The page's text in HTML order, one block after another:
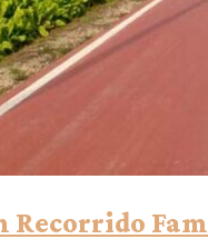
Recorrido